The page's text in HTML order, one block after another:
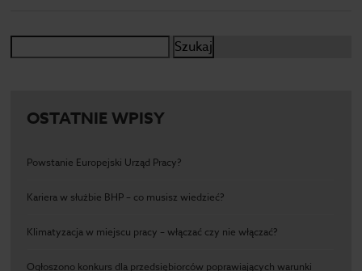
OSTATNIE WPISY
Powstanie Europejski Urząd Pracy?
Kariera w służbie BHP – co musisz wiedzieć?
Klimatyzacja w miejscu pracy – włączać czy nie włączać?
Ogłoszono konkurs dla przedsiębiorców poprawiających warunki